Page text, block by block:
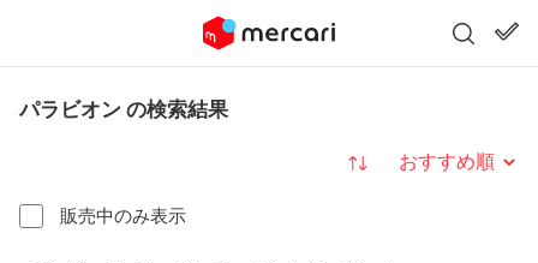
パラビオン の検索結果
販売中のみ表示
並び替え